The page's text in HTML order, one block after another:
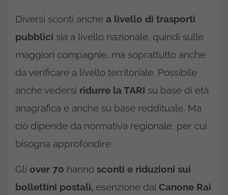
Diversi sconti anche a livello di trasporti
pubblici sia a livello nazionale, quindi sulle
maggiori compagnie, ma soprattutto anche
da verificare a livello territoriale. Possibile
anche vedersi ridurre la TARI su base di età
anagrafica e anche su base reddituale. Ma
ciò dipende da normativa regionale, per cui
bisogna approfondire.
Gli over 70 hanno sconti e riduzioni sui
bollettini postali, esenzione dal Canone Rai